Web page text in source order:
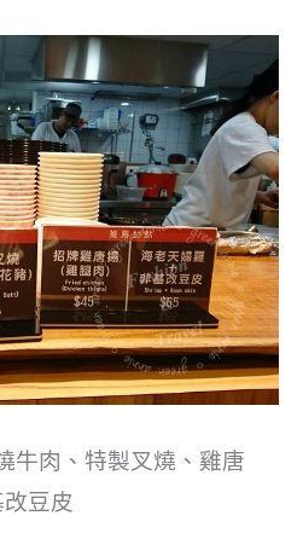
牛肉、特製叉燒、雞唐
豆皮